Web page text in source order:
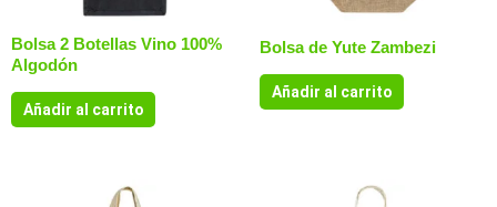
Bolsa 2 Botellas Vino 100%
Algodón
Añadir al carrito
Bolsa de Yute Zambezi
Añadir al carrito